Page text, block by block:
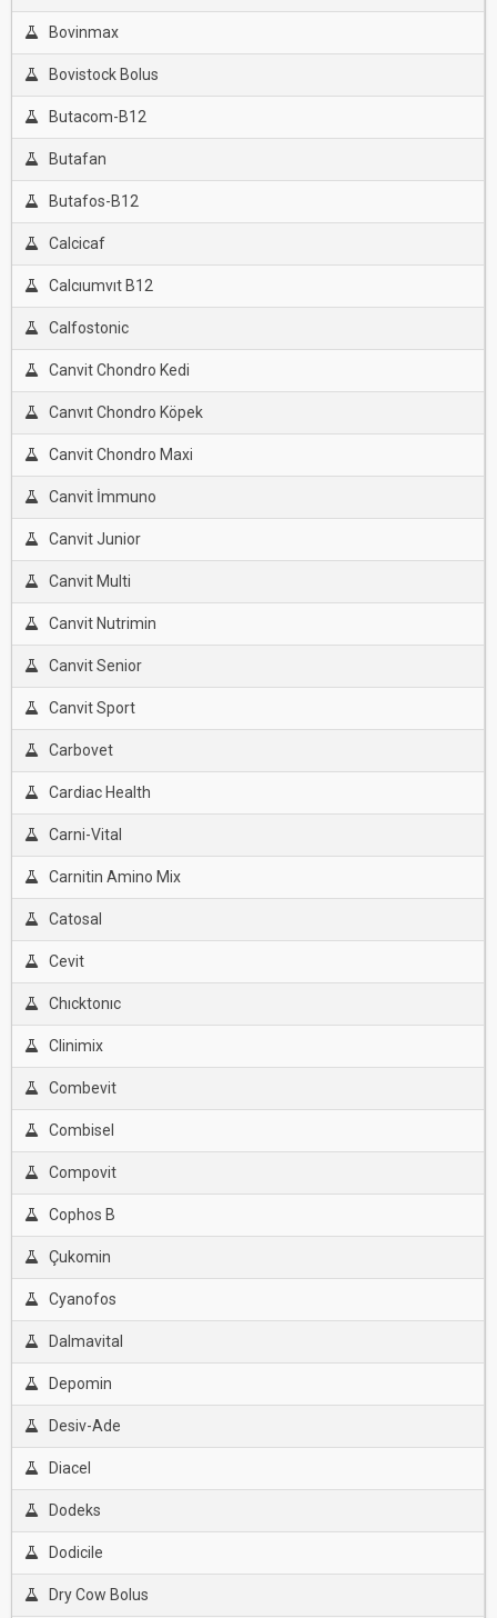
Bovinmax
Bovistock Bolus
Butacom-B12
Butafan
Butafos-B12
Calcicaf
Calcıumvıt B12
Calfostonic
Canvit Chondro Kedi
Canvıt Chondro Köpek
Canvit Chondro Maxi
Canvit İmmuno
Canvit Junior
Canvit Multi
Canvit Nutrimin
Canvit Senior
Canvit Sport
Carbovet
Cardiac Health
Carni-Vital
Carnitin Amino Mix
Catosal
Cevit
Chıcktonıc
Clinimix
Combevit
Combisel
Compovit
Cophos B
Çukomin
Cyanofos
Dalmavital
Depomin
Desiv-Ade
Diacel
Dodeks
Dodicile
Dry Cow Bolus